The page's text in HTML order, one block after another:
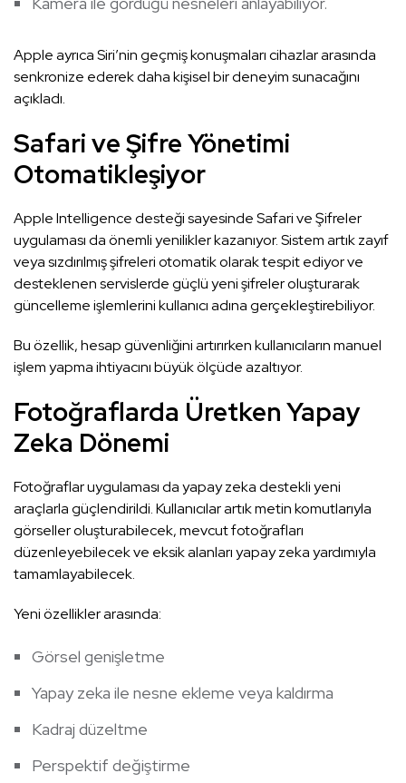
Apple ayrıca Siri’nin geçmiş konuşmaları cihazlar arasında
senkronize ederek daha kişisel bir deneyim sunacağını
açıkladı.
Safari ve Şifre Yönetimi
Otomatikleşiyor
Apple Intelligence desteği sayesinde Safari ve Şifreler
uygulaması da önemli yenilikler kazanıyor. Sistem artık zayıf
veya sızdırılmış şifreleri otomatik olarak tespit ediyor ve
desteklenen servislerde güçlü yeni şifreler oluşturarak
güncelleme işlemlerini kullanıcı adına gerçekleştirebiliyor.
Bu özellik, hesap güvenliğini artırırken kullanıcıların manuel
işlem yapma ihtiyacını büyük ölçüde azaltıyor.
Fotoğraflarda Üretken Yapay
Zeka Dönemi
Fotoğraflar uygulaması da yapay zeka destekli yeni
araçlarla güçlendirildi. Kullanıcılar artık metin komutlarıyla
görseller oluşturabilecek, mevcut fotoğrafları
düzenleyebilecek ve eksik alanları yapay zeka yardımıyla
tamamlayabilecek.
Yeni özellikler arasında:
Görsel genişletme
Yapay zeka ile nesne ekleme veya kaldırma
Kadraj düzeltme
Perspektif değiştirme